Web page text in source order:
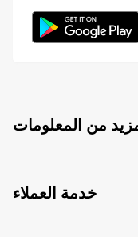
من المعلومات
خدمة العملاء